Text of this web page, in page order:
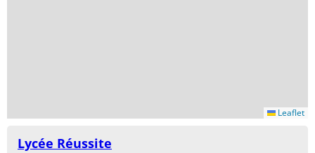
Leaflet
Lycée Réussite